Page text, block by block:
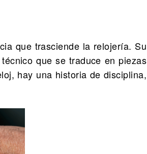
que trasciende la relojería. Su
que se traduce en piezas
hay una historia de disciplina,